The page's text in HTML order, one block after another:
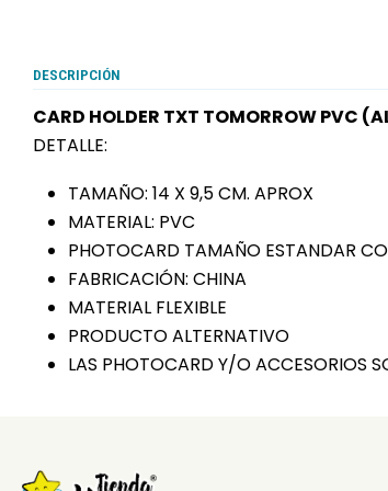
DESCRIPCIÓN
CARD HOLDER TXT TOMORROW PVC
DETALLE:
TAMAÑO: 14 X 9,5 CM. APROX
MATERIAL: PVC
PHOTOCARD TAMAÑO ESTANDAR
FABRICACIÓN: CHINA
MATERIAL FLEXIBLE
PRODUCTO ALTERNATIVO
LAS PHOTOCARD Y/O ACCESORIOS